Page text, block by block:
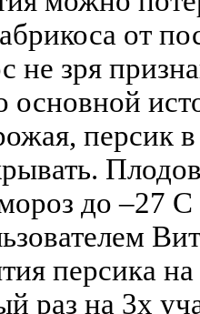
от
не зря
основной
персик
до –27
персика
раз на 3х